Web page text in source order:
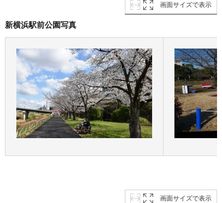
画面サイズで表示
新横浜駅前公園写真
画面サイズで表示